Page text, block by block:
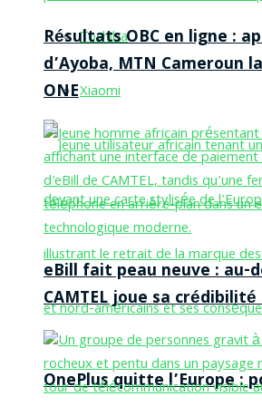
Toshiba
Xiaomi
OnePlus quitte l’Europe :
Résultats OBC en ligne :
d’Ayoba, MTN Cameroun
ONE
eBill fait peau neuve : au-
CAMTEL joue sa